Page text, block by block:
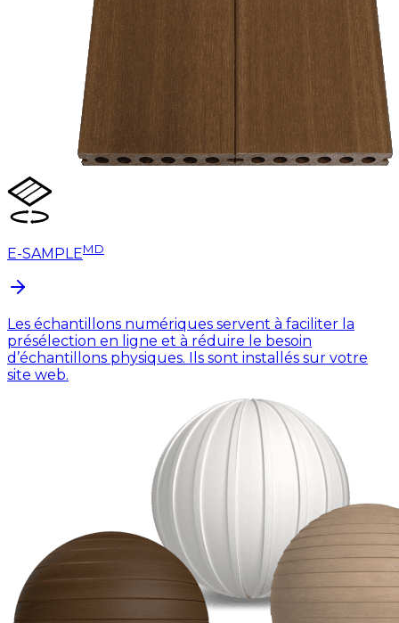
E-SAMPLEMD
Les échantillons numériques servent à faciliter la
présélection en ligne et à réduire le besoin
d’échantillons physiques. Ils sont installés sur votre
site web.